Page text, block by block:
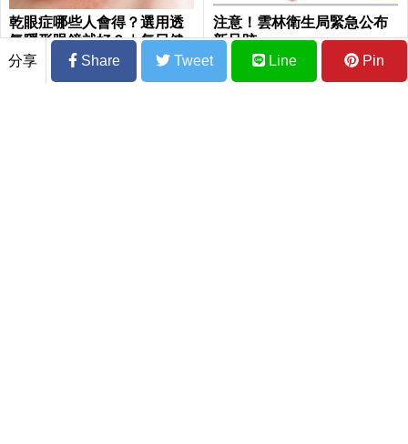
乾眼症哪些人會得？選用透
氣隱形眼鏡就好？｜每日健
康 Health
注意！雲林衛生局緊急公布
新足跡
分享 Share Tweet Line Pin